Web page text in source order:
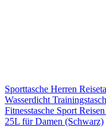
Sporttasche Herren
Wasserdicht
Fitnesstasche Sport
25L für Damen (Schwarz)